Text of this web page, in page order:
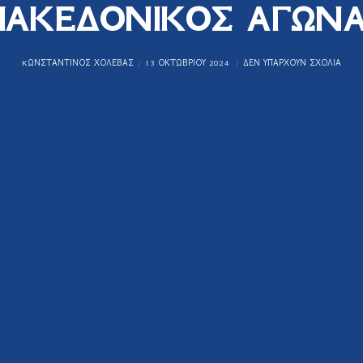
KΩΝΣΤΑΝΤΊΝΟΣ ΧΟΛΈΒΑΣ 13 ΟΚΤΩΒΡΊΟΥ 2024 ΔΕΝ ΥΠΆΡΧΟΥΝ ΣΧΌΛΙΑ